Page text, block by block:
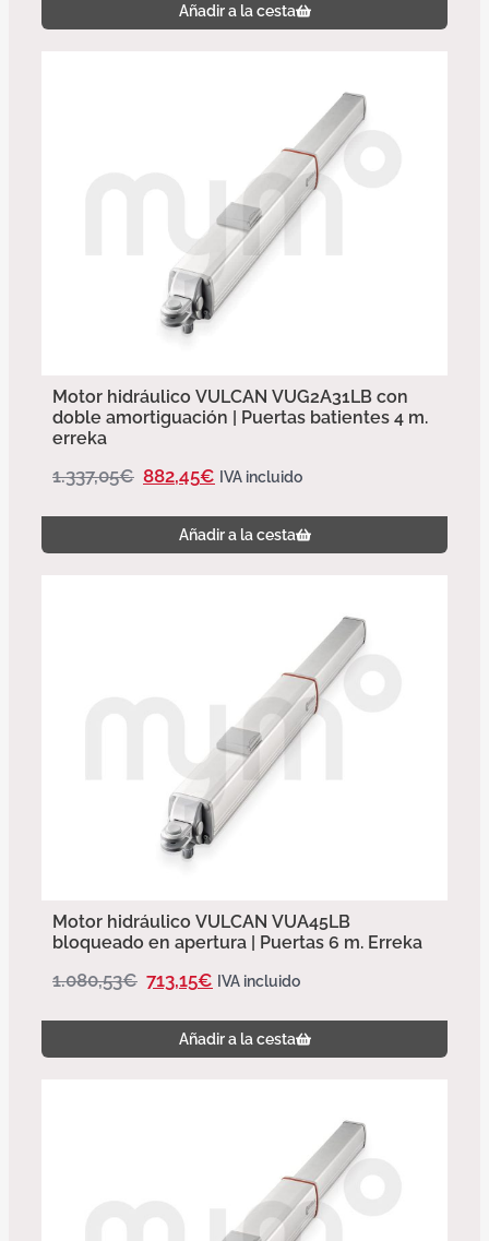
Añadir a la cesta
Motor hidráulico VULCAN VUG2A31LB con
doble amortiguación | Puertas batientes 4 m.
erreka
1.337,05€ 882,45€ IVA incluido
Añadir a la cesta
Motor hidráulico VULCAN VUA45LB
bloqueado en apertura | Puertas 6 m. Erreka
1.080,53€ 713,15€ IVA incluido
Añadir a la cesta